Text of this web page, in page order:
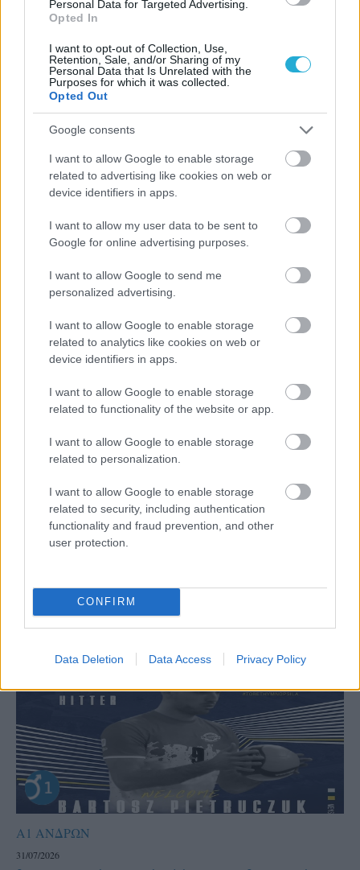
Personal Data for Targeted Advertising.
Opted In
I want to opt-out of Collection, Use,
Retention, Sale, and/or Sharing of my
Personal Data that Is Unrelated with the
Purposes for which it was collected.
Opted Out
Google consents
I want to allow Google to enable storage
related to advertising like cookies on web or
device identifiers in apps.
I want to allow my user data to be sent to
Google for online advertising purposes.
I want to allow Google to send me
personalized advertising.
I want to allow Google to enable storage
related to analytics like cookies on web or
device identifiers in apps.
I want to allow Google to enable storage
related to functionality of the website or app.
I want to allow Google to enable storage
related to personalization.
I want to allow Google to enable storage
related to security, including authentication
functionality and fraud prevention, and other
user protection.
CONFIRM
Data Deletion Data Access Privacy Policy
Aκολουθήστε μας
παντού…
Α1 ΑΝΔΡΩΝ
31/07/2026